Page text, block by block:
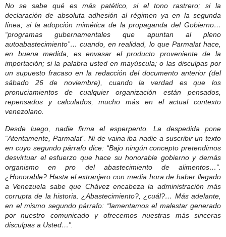
No se sabe qué es más patético, si el tono rastrero; si la
declaración de absoluta adhesión al régimen ya en la segunda
línea; si la adopción mimética de la propaganda del Gobierno…
“programas gubernamentales que apuntan al pleno
autoabastecimiento”… cuando, en realidad, lo que Parmalat hace,
en buena medida, es envasar el producto proveniente de la
importación; si la palabra usteden mayúscula; o las disculpas por
un supuesto fracaso en la redacción del documento anterior (del
sábado 26 de noviembre), cuando la verdad es que los
pronuciamientos de cualquier organización están pensados,
repensados y calculados, mucho más en el actual contexto
venezolano.
Desde luego, nadie firma el esperpento. La despedida pone
“Atentamente, Parmalat”. Ni de vaina iba nadie a suscribir un texto
en cuyo segundo párrafo dice: “Bajo ningún concepto pretendimos
desvirtuar el esfuerzo que hace su honorable gobierno y demás
organismo en pro del abastecimiento de alimentos…”.
¿Honorable? Hasta el extranjero con media hora de haber llegado
a Venezuela sabe que Chávez encabeza la administración más
corrupta de la historia. ¿Abastecimiento?, ¿cuál?… Más adelante,
en el mismo segundo párrafo: “lamentamos el malestar generado
por nuestro comunicado y ofrecemos nuestras más sinceras
disculpas a Usted…”.